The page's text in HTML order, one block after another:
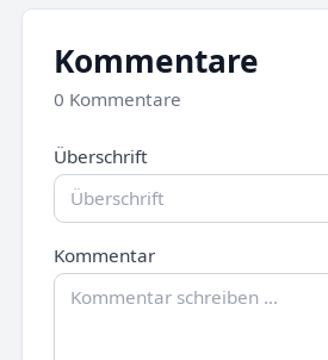
Kommentare
0 Kommentare
Überschrift
Kommentar